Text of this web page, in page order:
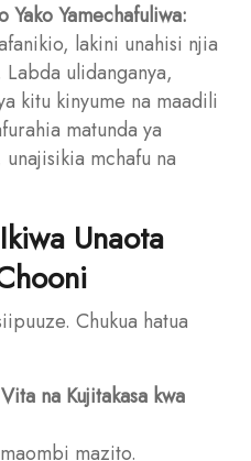
Yako Yamechafuliwa:
lakini unahisi njia
ulidanganya,
kitu kinyume na maadili
matunda ya
mchafu na
Unaota
Chukua hatua
na Kujitakasa kwa
mazito.